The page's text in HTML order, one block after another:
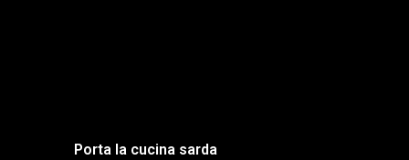
Porta la cucina sarda